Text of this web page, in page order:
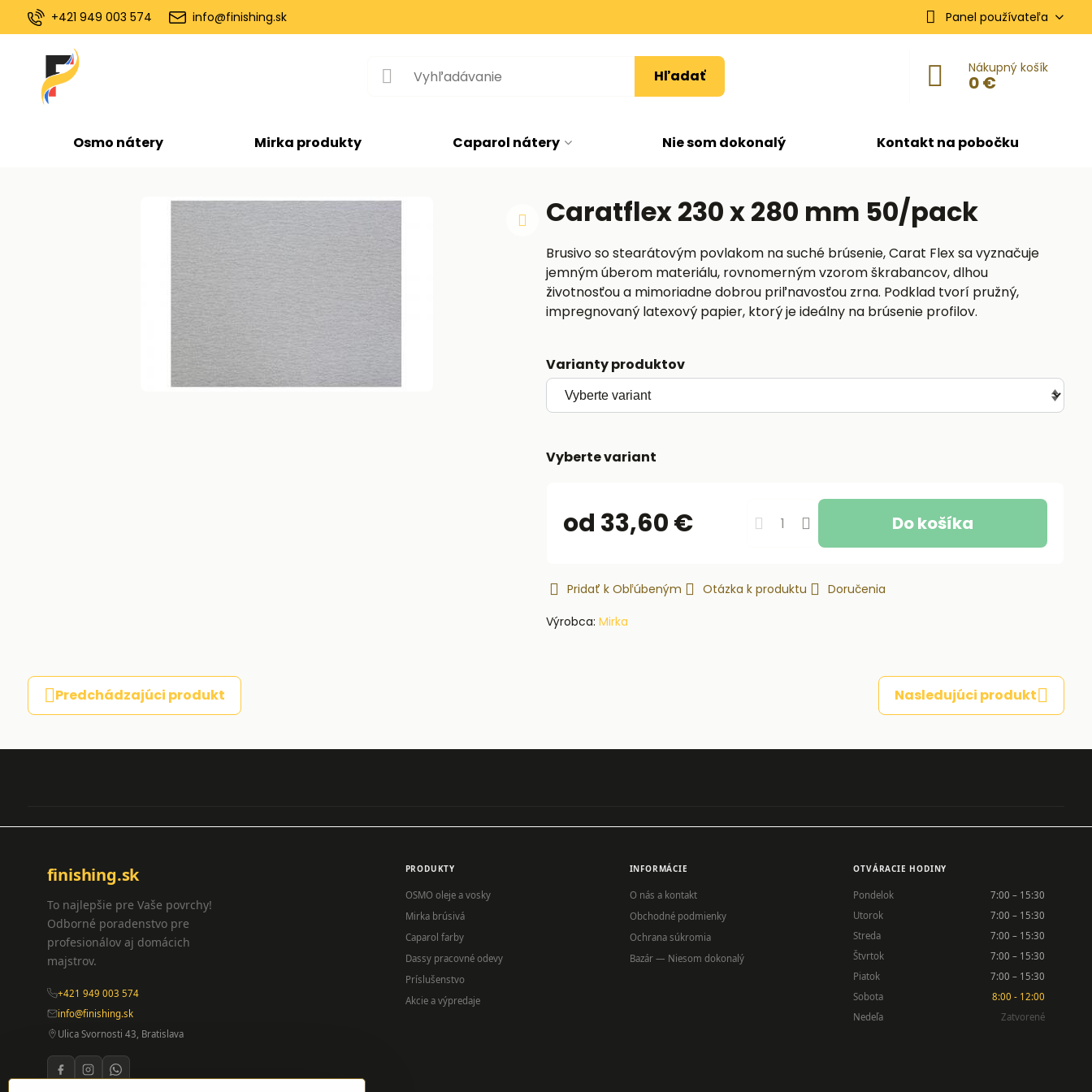
+421 949 003 574 info@finishing.sk Panel používateľa
Hľadať Nákupný košík
0 €
Osmo nátery Mirka produkty Caparol nátery Nie som dokonalý Kontakt na pobočku
Caratflex 230 x 280 mm 50/pack
Brusivo so stearátovým povlakom na suché brúsenie, Carat Flex sa vyznačuje
jemným úberom materiálu, rovnomerným vzorom škrabancov, dlhou
životnosťou a mimoriadne dobrou priľnavosťou zrna. Podklad tvorí pružný,
impregnovaný latexový papier, ktorý je ideálny na brúsenie profilov.
Varianty produktov
Vyberte variant
od 33,60 € Do košíka
Pridať k Obľúbeným Otázka k produktu
Doručenia
Výrobca: Mirka
Predchádzajúci produkt Nasledujúci produkt
finishing.sk
To najlepšie pre Vaše povrchy!
Odborné poradenstvo pre
profesionálov aj domácich
majstrov.
+421 949 003 574
info@finishing.sk
Ulica Svornosti 43, Bratislava
PRODUKTY
OSMO oleje a vosky
Mirka brúsivá
Caparol farby
Dassy pracovné odevy
Príslušenstvo
Akcie a výpredaje
INFORMÁCIE
O nás a kontakt
Obchodné podmienky
Ochrana súkromia
Bazár — Niesom dokonalý
OTVÁRACIE HODINY
Pondelok
7:00 – 15:30
Utorok
7:00 – 15:30
Streda
7:00 – 15:30
Štvrtok
7:00 – 15:30
Piatok
7:00 – 15:30
Sobota
8:00 - 12:00
Nedeľa
Zatvorené